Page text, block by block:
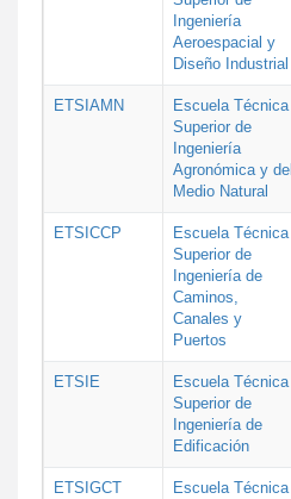
Ingeniería
Aeroespacial y
Diseño Industrial
ETSIAMN
Escuela Técnica
Superior de
Ingeniería
Agronómica y del
Medio Natural
ETSICCP
Escuela Técnica
Superior de
Ingeniería de
Caminos,
Canales y
Puertos
ETSIE
Escuela Técnica
Superior de
Ingeniería de
Edificación
ETSIGCT
Escuela Técnica